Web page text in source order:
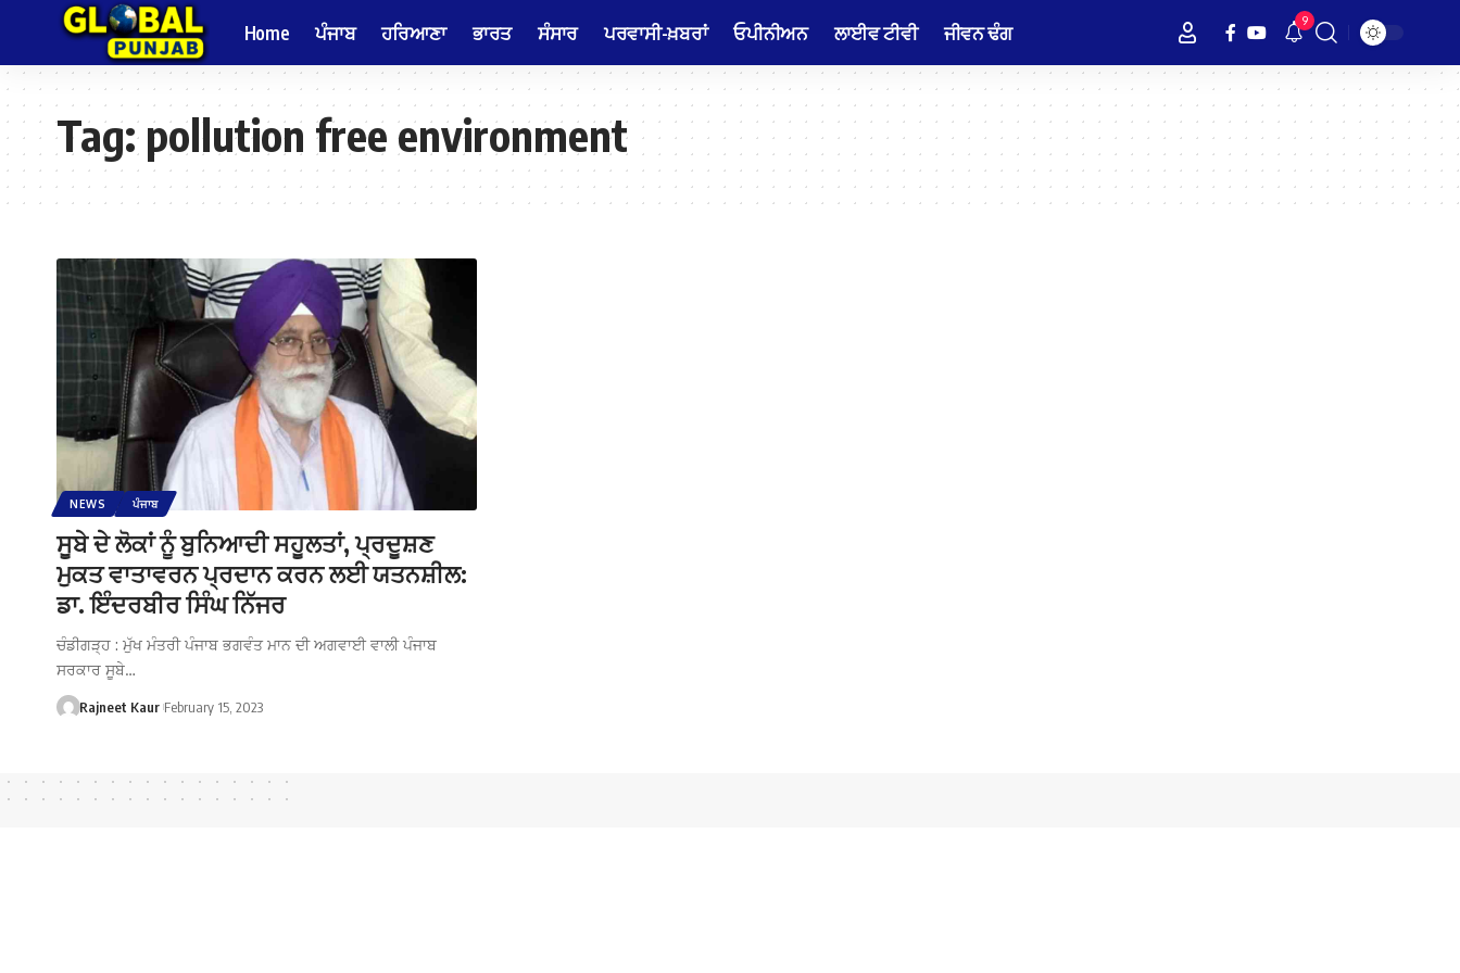
Home ਪੰਜਾਬ ਹਰਿਆਣਾ ਭਾਰਤ ਸੰਸਾਰ ਪਰਵਾਸੀ-ਖ਼ਬਰਾਂ ਓਪੀਨੀਅਨ ਲਾਈਵ ਟੀਵੀ ਜੀਵਨ ਢੰਗ 9
Tag:pollution free environment
NEWS ਪੰਜਾਬ
ਸੂਬੇ ਦੇ ਲੋਕਾਂ ਨੂੰ ਬੁਨਿਆਦੀ ਸਹੂਲਤਾਂ, ਪ੍ਰਦੂਸ਼ਣ
ਮੁਕਤ ਵਾਤਾਵਰਨ ਪ੍ਰਦਾਨ ਕਰਨ ਲਈ ਯਤਨਸ਼ੀਲ:
ਡਾ. ਇੰਦਰਬੀਰ ਸਿੰਘ ਨਿੱਜਰ
ਚੰਡੀਗੜ੍ਹ : ਮੁੱਖ ਮੰਤਰੀ ਪੰਜਾਬ ਭਗਵੰਤ ਮਾਨ ਦੀ ਅਗਵਾਈ ਵਾਲੀ ਪੰਜਾਬ
ਸਰਕਾਰ ਸੂਬੇ…
Rajneet Kaur February 15, 2023